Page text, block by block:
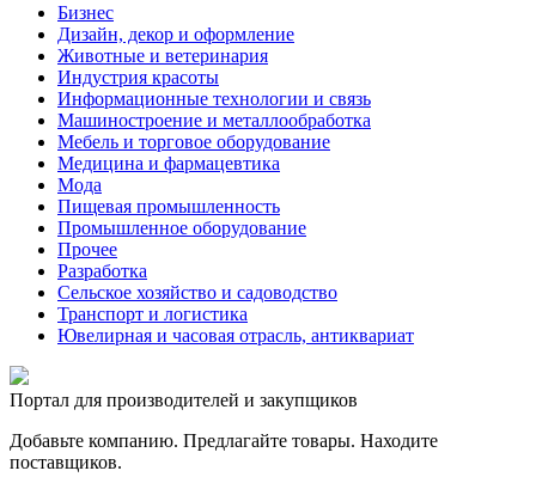
Бизнес
Дизайн, декор и оформление
Животные и ветеринария
Индустрия красоты
Информационные технологии и связь
Машиностроение и металлообработка
Мебель и торговое оборудование
Медицина и фармацевтика
Мода
Пищевая промышленность
Промышленное оборудование
Прочее
Разработка
Сельское хозяйство и садоводство
Транспорт и логистика
Ювелирная и часовая отрасль, антиквариат
Портал для производителей и закупщиков
Добавьте компанию. Предлагайте товары. Находите
поставщиков.